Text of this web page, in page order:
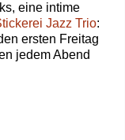
eine intime
Jazz Trio:
ersten Freitag
jedem Abend